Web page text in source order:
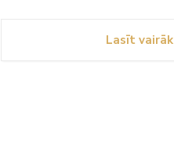
Lasīt vairāk